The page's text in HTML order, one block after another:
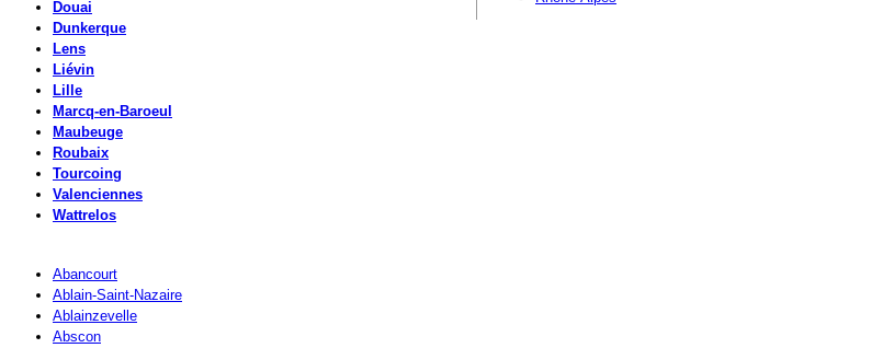
Douai
Dunkerque
Lens
Liévin
Lille
Marcq-en-Baroeul
Maubeuge
Roubaix
Tourcoing
Valenciennes
Wattrelos
Abancourt
Ablain-Saint-Nazaire
Ablainzevelle
Abscon